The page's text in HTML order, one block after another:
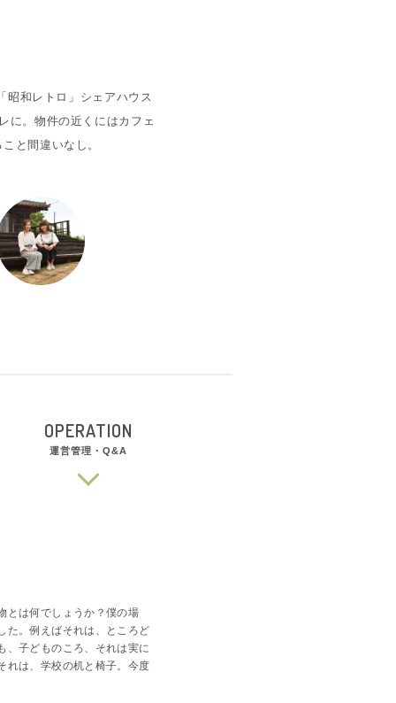
昭和レトロ」シェアハウス
に。物件の近くにはカフェ
と間違いなし。
OPERATION
運営管理・Q&A
とは何でしょうか？僕の場
た。例えばそれは、ところど
、子どものころ、それは実に
れは、学校の机と椅子。今度